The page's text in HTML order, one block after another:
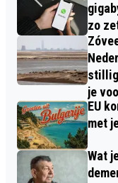
zo
je
EU
met
Wat